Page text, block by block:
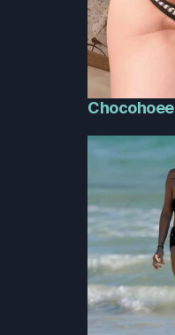
Chocohoee